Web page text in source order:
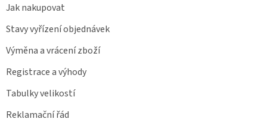
Jak nakupovat
Stavy vyřízení objednávek
Výměna a vrácení zboží
Registrace a výhody
Tabulky velikostí
Reklamační řád